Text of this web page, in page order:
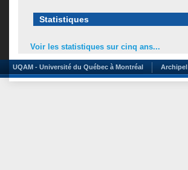
Statistiques
Voir les statistiques sur cinq ans...
UQAM - Université du Québec à Montréal Archipel